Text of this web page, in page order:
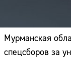
Мурманская
спецсборов за